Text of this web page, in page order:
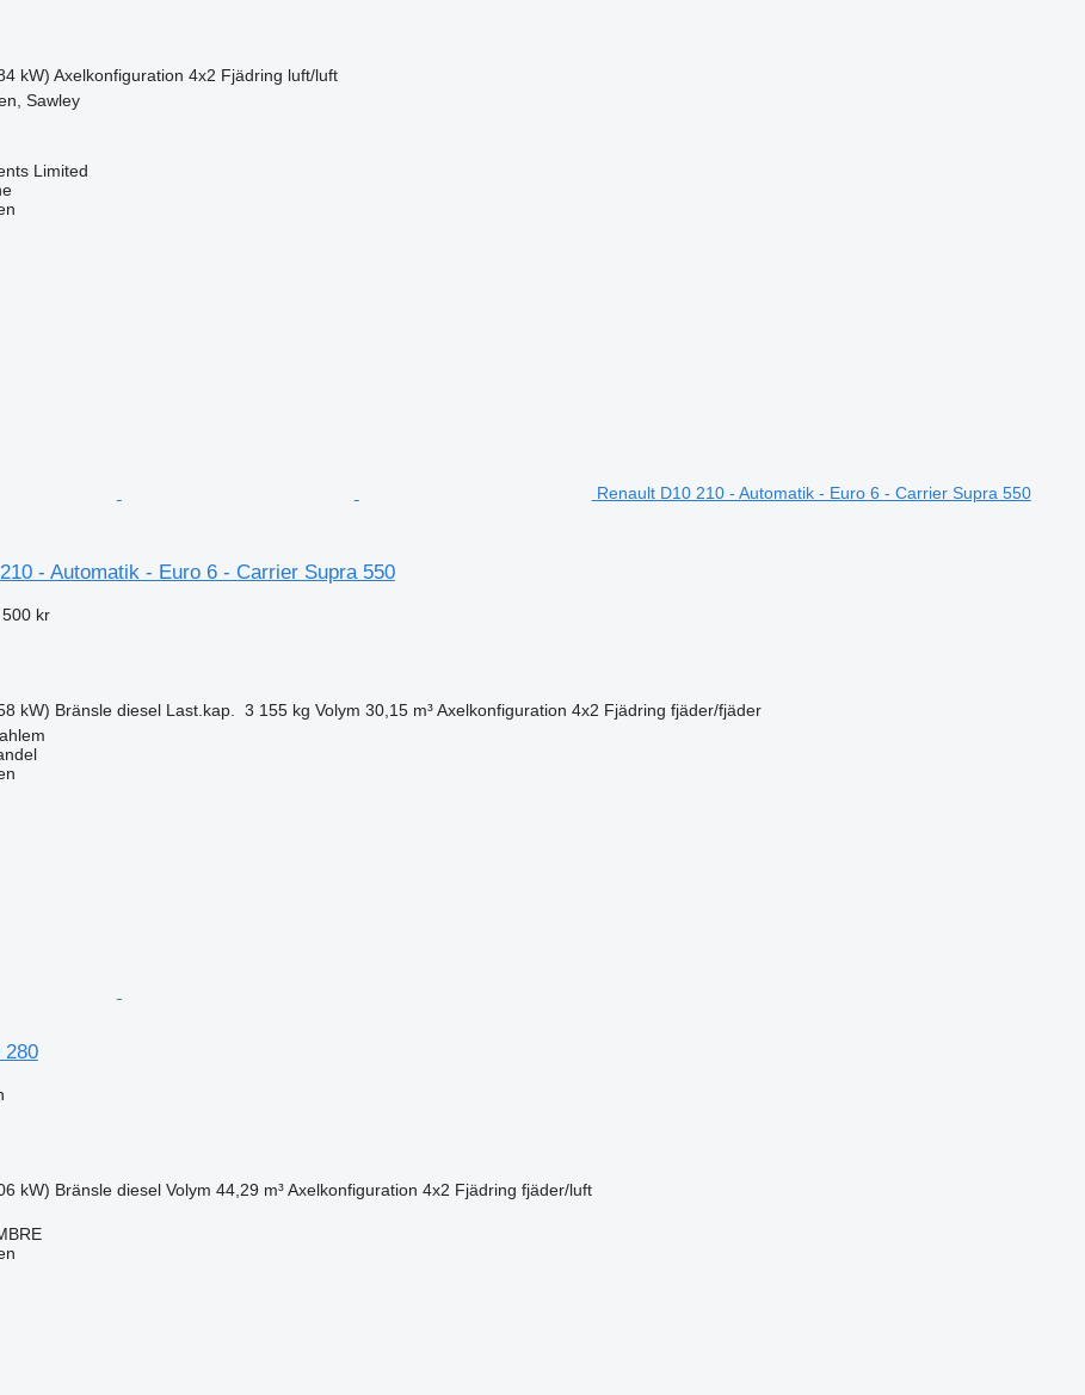
kW) Axelkonfiguration 4x2 Fjädring luft/luft
Sawley
Limited
Renault D10 210 - Automatik - Euro 6 - Carrier Supra 550
- Automatik - Euro 6 - Carrier Supra 550
kr
kW) Bränsle diesel Last.kap. 3 155 kg Volym 30,15 m³ Axelkonfiguration 4x2 Fjädring fjäder/fjäder
280
kW) Bränsle diesel Volym 44,29 m³ Axelkonfiguration 4x2 Fjädring fjäder/luft